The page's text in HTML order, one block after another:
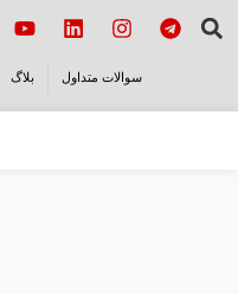
سوالات متداول بلاگ